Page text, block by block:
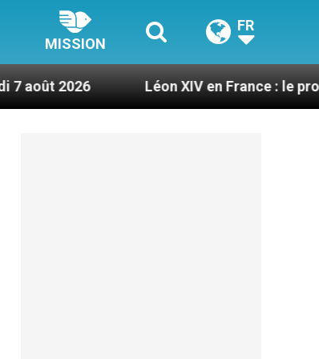
MISSION
FR
Léon XIV en France : le programme